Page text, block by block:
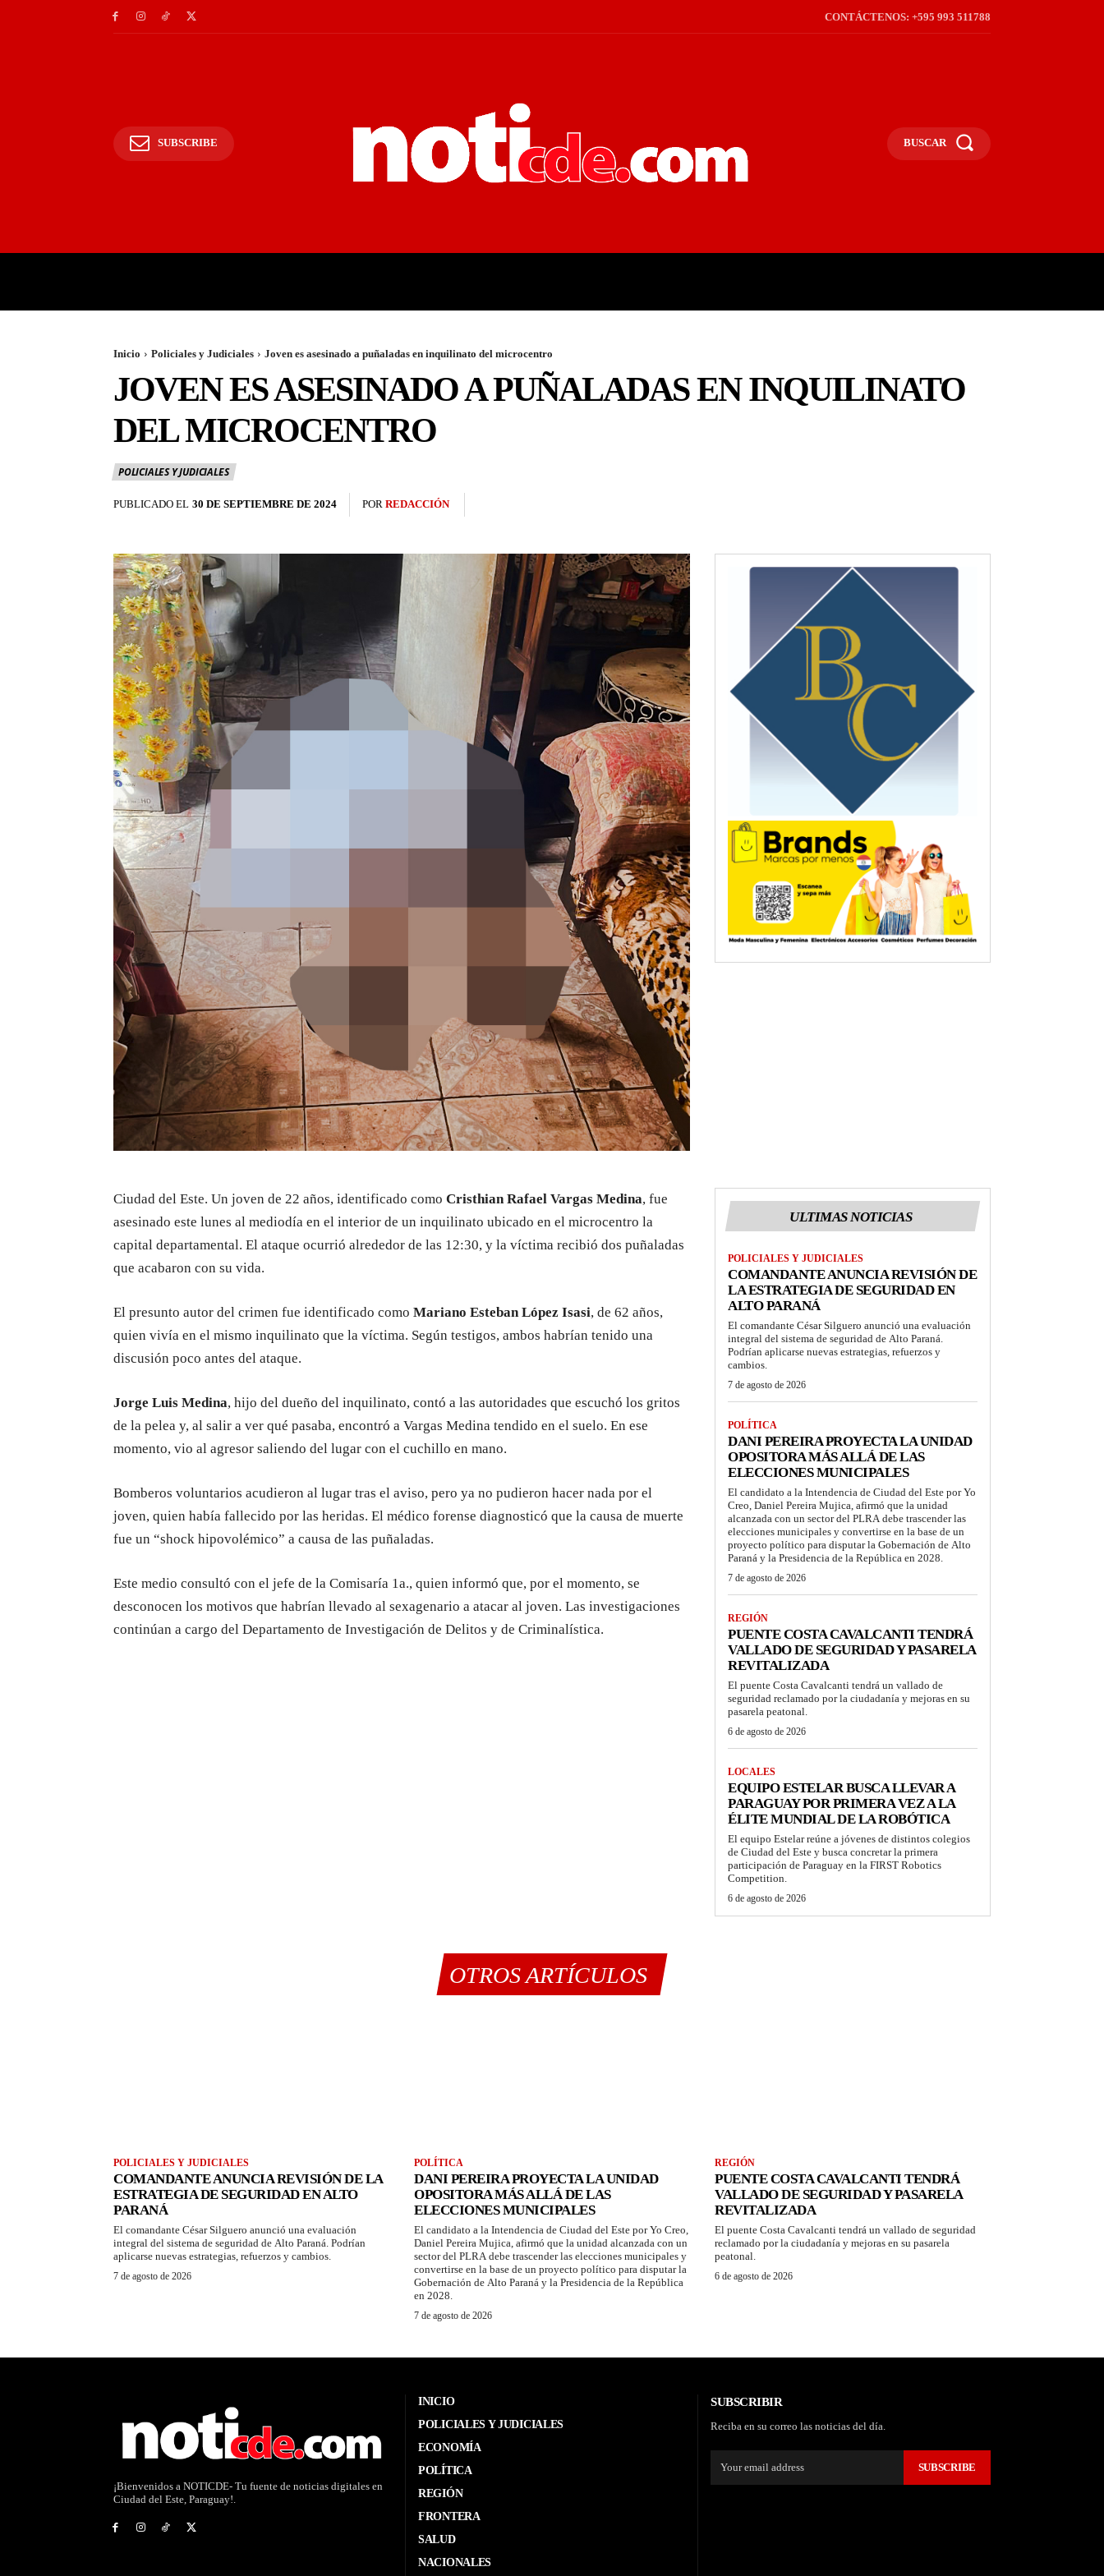
CONTÁCTENOS: +595 993 511788
SUBSCRIBE BUSCAR
Inicio Policiales y Judiciales Joven es asesinado a puñaladas en inquilinato del microcentro
JOVEN ES ASESINADO A PUÑALADAS EN INQUILINATO
DEL MICROCENTRO
POLICIALES Y JUDICIALES
PUBLICADO EL 30 DE SEPTIEMBRE DE 2024 POR REDACCIÓN
Ciudad del Este. Un joven de 22 años, identificado como Cristhian Rafael Vargas Medina, fue
asesinado este lunes al mediodía en el interior de un inquilinato ubicado en el microcentro la
capital departamental. El ataque ocurrió alrededor de las 12:30, y la víctima recibió dos puñaladas
que acabaron con su vida.
El presunto autor del crimen fue identificado como Mariano Esteban López Isasi, de 62 años,
quien vivía en el mismo inquilinato que la víctima. Según testigos, ambos habrían tenido una
discusión poco antes del ataque.
Jorge Luis Medina, hijo del dueño del inquilinato, contó a las autoridades que escuchó los gritos
de la pelea y, al salir a ver qué pasaba, encontró a Vargas Medina tendido en el suelo. En ese
momento, vio al agresor saliendo del lugar con el cuchillo en mano.
Bomberos voluntarios acudieron al lugar tras el aviso, pero ya no pudieron hacer nada por el
joven, quien había fallecido por las heridas. El médico forense diagnosticó que la causa de muerte
fue un “shock hipovolémico” a causa de las puñaladas.
Este medio consultó con el jefe de la Comisaría 1a., quien informó que, por el momento, se
desconocen los motivos que habrían llevado al sexagenario a atacar al joven. Las investigaciones
continúan a cargo del Departamento de Investigación de Delitos y de Criminalística.
ULTIMAS NOTICIAS
POLICIALES Y JUDICIALES
COMANDANTE ANUNCIA REVISIÓN DE
LA ESTRATEGIA DE SEGURIDAD EN
ALTO PARANÁ
El comandante César Silguero anunció una evaluación
integral del sistema de seguridad de Alto Paraná.
Podrían aplicarse nuevas estrategias, refuerzos y
cambios.
7 de agosto de 2026
POLÍTICA
DANI PEREIRA PROYECTA LA UNIDAD
OPOSITORA MÁS ALLÁ DE LAS
ELECCIONES MUNICIPALES
El candidato a la Intendencia de Ciudad del Este por Yo
Creo, Daniel Pereira Mujica, afirmó que la unidad
alcanzada con un sector del PLRA debe trascender las
elecciones municipales y convertirse en la base de un
proyecto político para disputar la Gobernación de Alto
Paraná y la Presidencia de la República en 2028.
7 de agosto de 2026
REGIÓN
PUENTE COSTA CAVALCANTI TENDRÁ
VALLADO DE SEGURIDAD Y PASARELA
REVITALIZADA
El puente Costa Cavalcanti tendrá un vallado de
seguridad reclamado por la ciudadanía y mejoras en su
pasarela peatonal.
6 de agosto de 2026
LOCALES
EQUIPO ESTELAR BUSCA LLEVAR A
PARAGUAY POR PRIMERA VEZ A LA
ÉLITE MUNDIAL DE LA ROBÓTICA
El equipo Estelar reúne a jóvenes de distintos colegios
de Ciudad del Este y busca concretar la primera
participación de Paraguay en la FIRST Robotics
Competition.
6 de agosto de 2026
OTROS ARTÍCULOS
POLICIALES Y JUDICIALES
COMANDANTE ANUNCIA REVISIÓN DE LA
ESTRATEGIA DE SEGURIDAD EN ALTO
PARANÁ
El comandante César Silguero anunció una evaluación
integral del sistema de seguridad de Alto Paraná. Podrían
aplicarse nuevas estrategias, refuerzos y cambios.
7 de agosto de 2026
POLÍTICA
DANI PEREIRA PROYECTA LA UNIDAD
OPOSITORA MÁS ALLÁ DE LAS
ELECCIONES MUNICIPALES
El candidato a la Intendencia de Ciudad del Este por Yo Creo,
Daniel Pereira Mujica, afirmó que la unidad alcanzada con un
sector del PLRA debe trascender las elecciones municipales y
convertirse en la base de un proyecto político para disputar la
Gobernación de Alto Paraná y la Presidencia de la República
en 2028.
7 de agosto de 2026
REGIÓN
PUENTE COSTA CAVALCANTI TENDRÁ
VALLADO DE SEGURIDAD Y PASARELA
REVITALIZADA
El puente Costa Cavalcanti tendrá un vallado de seguridad
reclamado por la ciudadanía y mejoras en su pasarela
peatonal.
6 de agosto de 2026
¡Bienvenidos a NOTICDE- Tu fuente de noticias digitales en
Ciudad del Este, Paraguay!.
INICIO
POLICIALES Y JUDICIALES
ECONOMÍA
POLÍTICA
REGIÓN
FRONTERA
SALUD
NACIONALES
SUBSCRIBIR
Reciba en su correo las noticias del día.
SUBSCRIBE